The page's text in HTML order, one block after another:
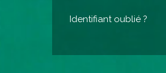
Identifiant oublié ?